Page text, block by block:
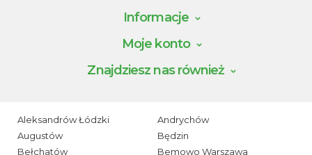
Informacje
Moje konto
Znajdziesz nas również
Aleksandrów Łódzki
Andrychów
Augustów
Będzin
Bełchatów
Bemowo Warszawa